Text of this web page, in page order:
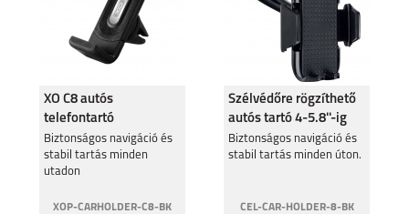
NOKIA G50 NOKIA 1.4
XO C8 autós
telefontartó
szellőzőrácsra, Fekete
Biztonságos navigáció és
stabil tartás minden
utadon
XOP-CARHOLDER-C8-BK
Szélvédőre rögzíthető
autós tartó 4-5.8''-ig
Biztonságos navigáció és
stabil tartás minden úton.
CEL-CAR-HOLDER-8-BK